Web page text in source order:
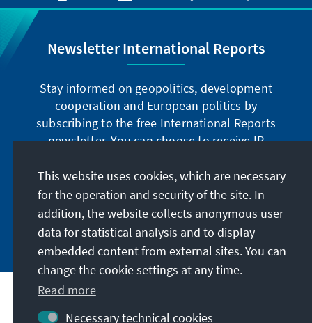
Newsletter International Reports
Stay informed on geopolitics, development
cooperation and European politics by
subscribing to the free International Reports
newsletter. You can choose to receive IR
German or have the print version sent to you in
German or English.
Jetzt abonnieren
This website uses cookies, which are necessary
for the operation and security of the site. In
addition, the website collects anonymous user
data for statistical analysis and to display
embedded content from external sites. You can
change the cookie settings at any time.
Read more
Necessary technical cookies